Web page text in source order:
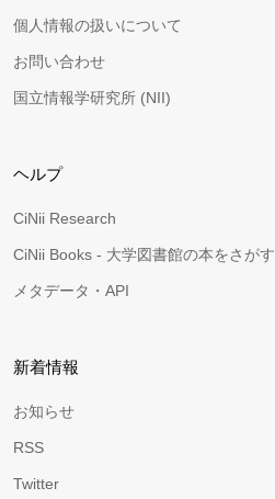
個人情報の扱いについて
お問い合わせ
国立情報学研究所 (NII)
ヘルプ
CiNii Research
CiNii Books - 大学図書館の本をさがす
メタデータ・API
新着情報
お知らせ
RSS
Twitter